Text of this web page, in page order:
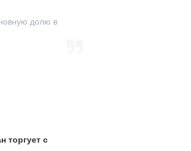
долю в
торгует с